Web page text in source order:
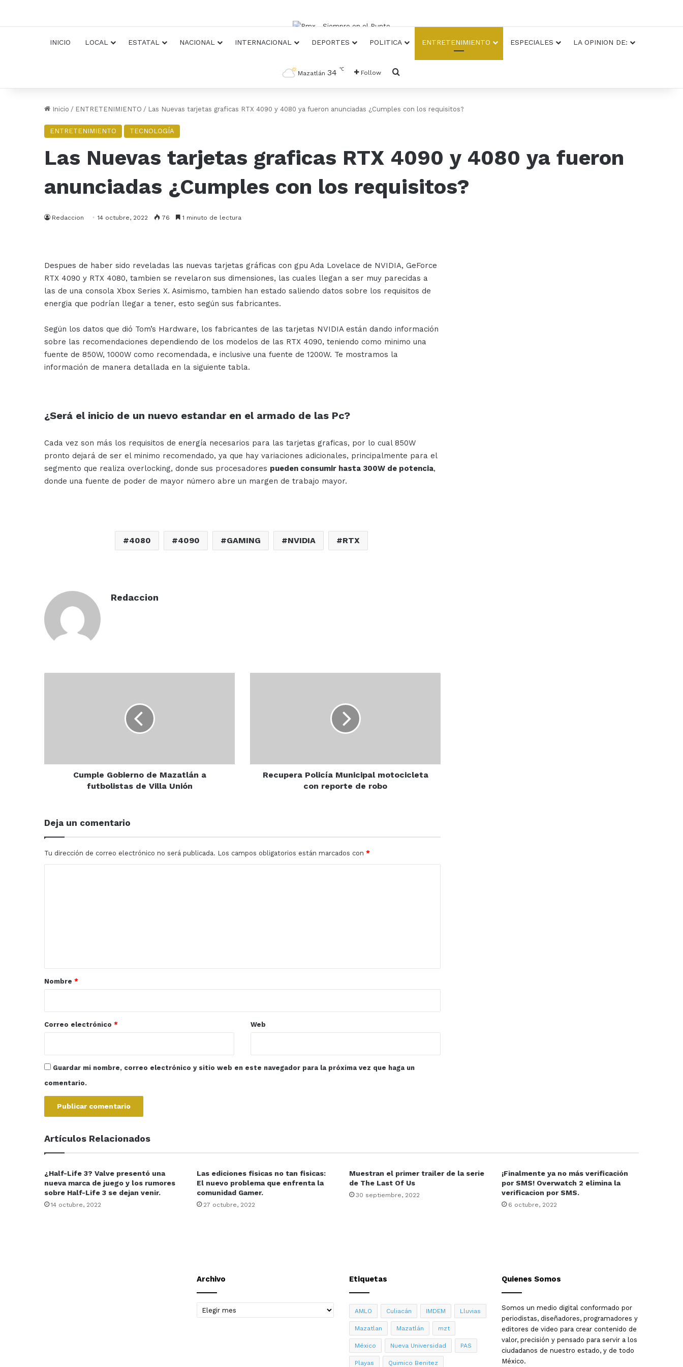
INICIO LOCAL ESTATAL NACIONAL INTERNACIONAL DEPORTES POLITICA ENTRETENIMIENTO ESPECIALES LA OPINION DE:
Mazatlán 34 ℃ Follow
Inicio / ENTRETENIMIENTO / Las Nuevas tarjetas graficas RTX 4090 y 4080 ya fueron anunciadas ¿Cumples con los requisitos?
ENTRETENIMIENTO TECNOLOGÍA
Las Nuevas tarjetas graficas RTX 4090 y 4080 ya fueron
anunciadas ¿Cumples con los requisitos?
Redaccion 14 octubre, 2022 76 1 minuto de lectura
Despues de haber sido reveladas las nuevas tarjetas gráficas con gpu Ada Lovelace de NVIDIA, GeForce
RTX 4090 y RTX 4080, tambien se revelaron sus dimensiones, las cuales llegan a ser muy parecidas a
las de una consola Xbox Series X. Asimismo, tambien han estado saliendo datos sobre los requisitos de
energia que podrían llegar a tener, esto según sus fabricantes.
Según los datos que dió Tom’s Hardware, los fabricantes de las tarjetas NVIDIA están dando información
sobre las recomendaciones dependiendo de los modelos de las RTX 4090, teniendo como minimo una
fuente de 850W, 1000W como recomendada, e inclusive una fuente de 1200W. Te mostramos la
información de manera detallada en la siguiente tabla.
¿Será el inicio de un nuevo estandar en el armado de las Pc?
Cada vez son más los requisitos de energía necesarios para las tarjetas graficas, por lo cual 850W
pronto dejará de ser el minimo recomendado, ya que hay variaciones adicionales, principalmente para el
segmento que realiza overlocking, donde sus procesadores pueden consumir hasta 300W de potencia,
donde una fuente de poder de mayor número abre un margen de trabajo mayor.
4080 4090 GAMING NVIDIA RTX
Redaccion
Unión
Cumple Gobierno de Mazatlán a
futbolistas de Villa Unión
Recupera Policía Municipal motocicleta
con reporte de robo
Deja un comentario
Tu dirección de correo electrónico no será publicada. Los campos obligatorios están marcados con *
r
*
Nombre *
Correo electrónico * Web
Guardar mi nombre, correo electrónico y sitio web en este navegador para la próxima vez que haga un
comentario.
Artículos Relacionados
¿Half-Life 3? Valve presentó una
nueva marca de juego y los rumores
sobre Half-Life 3 se dejan venir.
14 octubre, 2022
Las ediciones fisicas no tan fisicas:
El nuevo problema que enfrenta la
comunidad Gamer.
27 octubre, 2022
Muestran el primer trailer de la serie
de The Last Of Us
30 septiembre, 2022
¡Finalmente ya no más verificación
por SMS! Overwatch 2 elimina la
verificacion por SMS.
6 octubre, 2022
Archivo
Archivo
Etiquetas
AMLO Culiacán IMDEM Lluvias
Mazatlan Mazatlán mzt
México Nueva Universidad PAS
Playas Quimico Benitez
Quienes Somos
Somos un medio digital conformado por
periodistas, diseñadores, programadores y
editores de video para crear contenido de
valor, precisión y pensado para servir a los
ciudadanos de nuestro estado, y de todo
México.